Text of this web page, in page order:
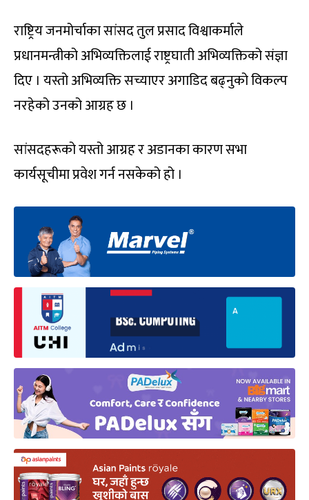
राष्ट्रिय जनमोर्चाका सांसद तुल प्रसाद विश्वाकर्माले
प्रधानमन्त्रीको अभिव्यक्तिलाई राष्ट्रघाती अभिव्यक्तिको संज्ञा
दिए । यस्तो अभिव्यक्ति सच्याएर अगाडिद बढ्नुको विकल्प
नरहेको उनको आग्रह छ ।
सांसदहरूको यस्तो आग्रह र अडानका कारण सभा
कार्यसूचीमा प्रवेश गर्न नसकेको हो ।